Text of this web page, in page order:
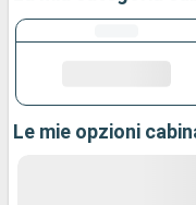
Le mie opzioni